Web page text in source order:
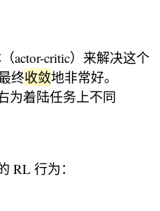
actor-critic）来解决这个
终收敛地非常好。
为着陆任务上不同
RL 行为：